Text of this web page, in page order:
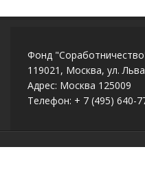
Фонд
119021, Москва, ул.
Адрес: Москва 125009
Телефон: + 7 (495) 640-